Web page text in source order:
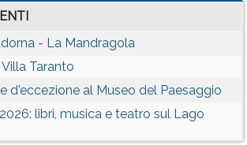
- La Mandragola
Taranto
d'eccezione al Museo del Paesaggio
libri, musica e teatro sul Lago